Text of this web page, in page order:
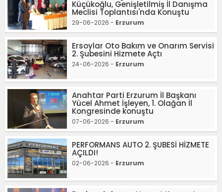
Küçükoğlu, Genişletilmiş İl Danışma
Meclisi Toplantısı'nda Konuştu
29-06-2026 - Erzurum
Ersoylar Oto Bakım ve Onarım Servisi
2. Şubesini Hizmete Açtı
24-06-2026 - Erzurum
Anahtar Parti Erzurum İl Başkanı
Yücel Ahmet İşleyen, 1. Olağan İl
Kongresinde konuştu
07-06-2026 - Erzurum
PERFORMANS AUTO 2. ŞUBESİ HİZMETE
AÇILDI!
02-06-2026 - Erzurum